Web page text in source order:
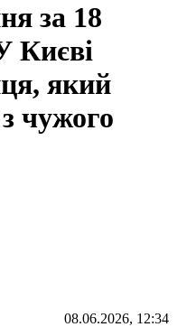
за 18
Києві
який
чужого
08.06.2026, 12:34